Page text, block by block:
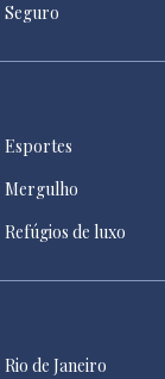
Seguro
Esportes
Mergulho
Refúgios de luxo
Rio de Janeiro